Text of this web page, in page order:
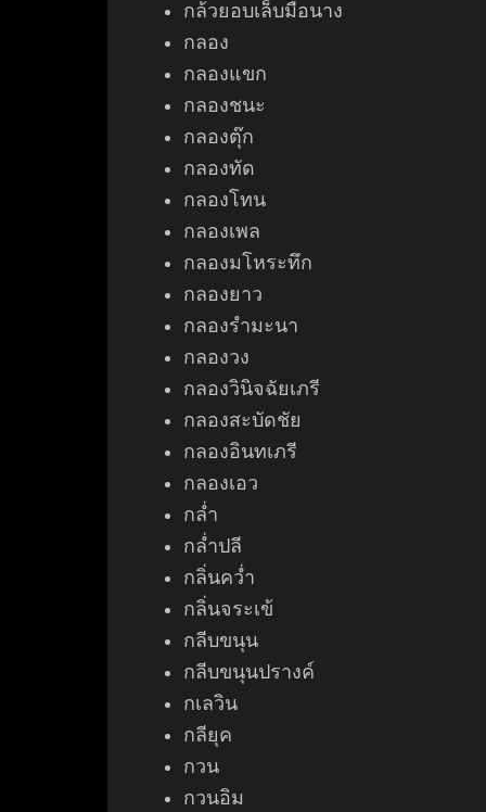
กล้วยอบเล็บมือนาง
กลอง
กลองแขก
กลองชนะ
กลองตุ๊ก
กลองทัด
กลองโทน
กลองเพล
กลองมโหระทึก
กลองยาว
กลองรำมะนา
กลองวง
กลองวินิจฉัยเภรี
กลองสะบัดชัย
กลองอินทเภรี
กลองเอว
กล่ำ
กล่ำปลี
กลิ่นคว่ำ
กลิ่นจระเข้
กลีบขนุน
กลีบขนุนปรางค์
กเลวิน
กลียุค
กวน
กวนอิม